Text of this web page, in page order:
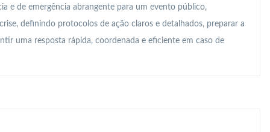
e de emergência abrangente para um evento público,
definindo protocolos de ação claros e detalhados, preparar a
uma resposta rápida, coordenada e eficiente em caso de